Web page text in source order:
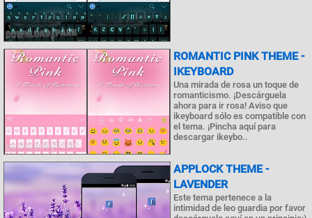
ROMANTIC PINK THEME -
IKEYBOARD
Una mirada de rosa un toque de
romanticismo. ¡Descárguela
ahora para ir rosa! Aviso que
ikeyboard sólo es compatible con
el tema. ¡Pincha aquí para
descargar ikeybo..
APPLOCK THEME -
LAVENDER
Este tema pertenece a la
intimidad de leo guardia por favor